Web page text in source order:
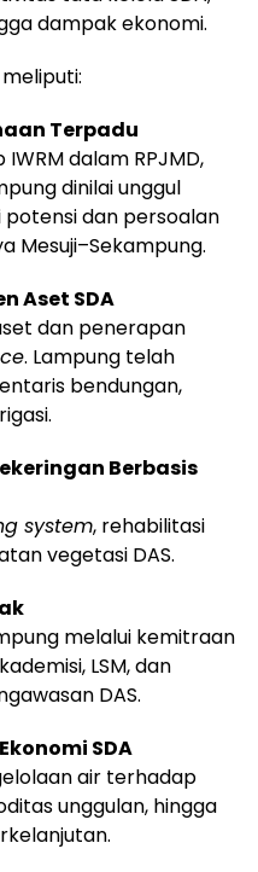
dampak ekonomi.
Terpadu
dalam RPJMD,
dinilai unggul
dan persoalan
Mesuji–Sekampung.
Aset SDA
dan penerapan
. Lampung telah
bendungan,
Berbasis
system, rehabilitasi
vegetasi DAS.
melalui kemitraan
LSM, dan
DAS.
SDA
air terhadap
unggulan, hingga